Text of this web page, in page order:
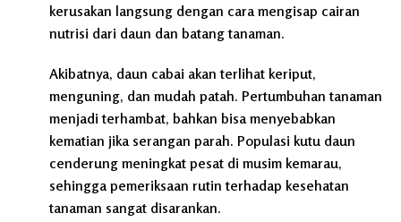
kerusakan langsung dengan cara mengisap cairan
nutrisi dari daun dan batang tanaman.
Akibatnya, daun cabai akan terlihat keriput,
menguning, dan mudah patah. Pertumbuhan tanaman
menjadi terhambat, bahkan bisa menyebabkan
kematian jika serangan parah. Populasi kutu daun
cenderung meningkat pesat di musim kemarau,
sehingga pemeriksaan rutin terhadap kesehatan
tanaman sangat disarankan.